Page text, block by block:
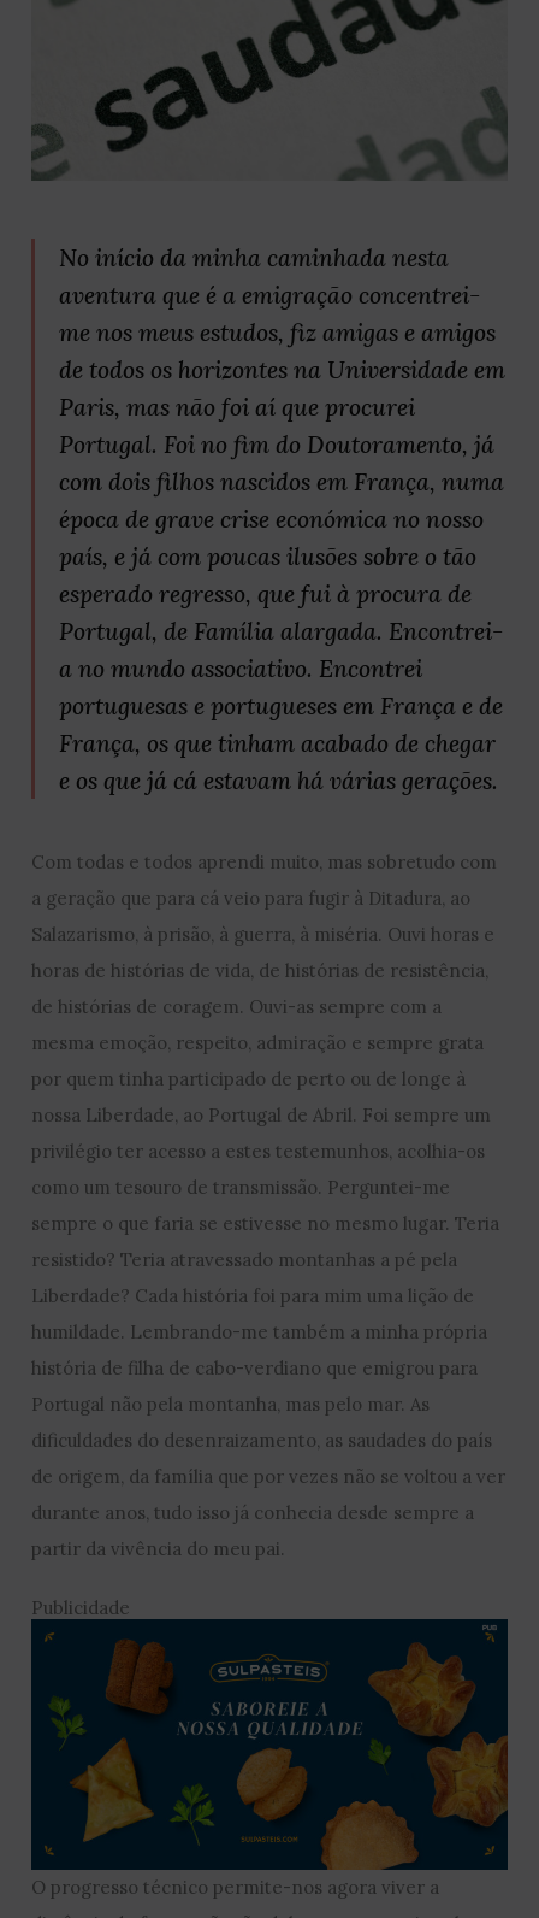
No início da minha caminhada nesta
aventura que é a emigração concentrei-
me nos meus estudos, fiz amigas e amigos
de todos os horizontes na Universidade em
Paris, mas não foi aí que procurei
Portugal. Foi no fim do Doutoramento, já
com dois filhos nascidos em França, numa
época de grave crise económica no nosso
país, e já com poucas ilusões sobre o tão
esperado regresso, que fui à procura de
Portugal, de Família alargada. Encontrei-
a no mundo associativo. Encontrei
portuguesas e portugueses em França e de
França, os que tinham acabado de chegar
e os que já cá estavam há várias gerações.
Com todas e todos aprendi muito, mas sobretudo com
a geração que para cá veio para fugir à Ditadura, ao
Salazarismo, à prisão, à guerra, à miséria. Ouvi horas e
horas de histórias de vida, de histórias de resistência,
de histórias de coragem. Ouvi-as sempre com a
mesma emoção, respeito, admiração e sempre grata
por quem tinha participado de perto ou de longe à
nossa Liberdade, ao Portugal de Abril. Foi sempre um
privilégio ter acesso a estes testemunhos, acolhia-os
como um tesouro de transmissão. Perguntei-me
sempre o que faria se estivesse no mesmo lugar. Teria
resistido? Teria atravessado montanhas a pé pela
Liberdade? Cada história foi para mim uma lição de
humildade. Lembrando-me também a minha própria
história de filha de cabo-verdiano que emigrou para
Portugal não pela montanha, mas pelo mar. As
dificuldades do desenraizamento, as saudades do país
de origem, da família que por vezes não se voltou a ver
durante anos, tudo isso já conhecia desde sempre a
partir da vivência do meu pai.
Publicidade
O progresso técnico permite-nos agora viver a